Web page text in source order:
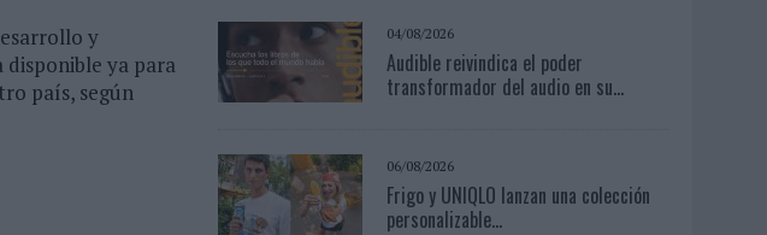
y
ya para
país, según
04/08/2026
Audible reivindica el poder
transformador del audio en su...
06/08/2026
Frigo y UNIQLO lanzan una colección
personalizable...